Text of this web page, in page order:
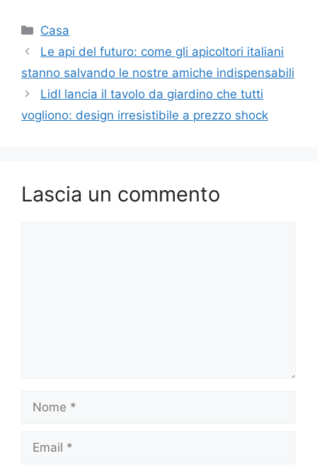
Categorie
Casa
Le api del futuro: come gli apicoltori italiani
stanno salvando le nostre amiche indispensabili
Lidl lancia il tavolo da giardino che tutti
vogliono: design irresistibile a prezzo shock
Lascia un commento